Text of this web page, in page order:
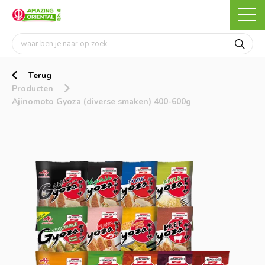
Terug
Producten
Ajinomoto Gyoza (diverse smaken) 400-600g